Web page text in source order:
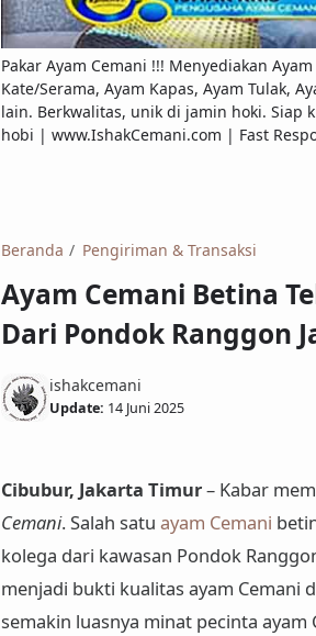
Pakar Ayam Cemani !!! Menyediakan
Kate/Serama, Ayam Kapas, Ayam Tulak,
lain. Berkwalitas, unik di jamin hoki. Siap
hobi | www.IshakCemani.com | Fast
Beranda Pengiriman & Transaksi
Ayam Cemani Betina
Dari Pondok Ranggon
ishakcemani
Update: 14 Juni 2025
Cibubur, Jakarta Timur– Kabar
Cemani. Salah satu ayam Cemani
kolega dari kawasan Pondok
menjadi bukti kualitas ayam Cemani
semakin luasnya minat pecinta ayam